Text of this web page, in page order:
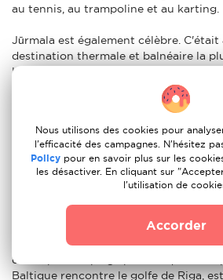
au tennis, au trampoline et au karting.
Jūrmala est également célèbre. C'était
destination thermale et balnéaire la
l'ancien Empire russe. Et bien que la
curatives appartienne désormais au
endroit populaire pour profiter d'une
n'avez pas envie de vous baigner sur
cela vaut la peine de faire le voyage
lettone pour admirer les belles
faste des nouveaux riches.
Les mois de juillet et d'août sont les
Bolderāja et c'est aussi la meilleure
se baigner. Le pays possède les plus
d'Europe et la plage pittoresque du
Baltique rencontre le golfe de Riga,
Nous utilisons des cookies pour
l'efficacité des campagnes. N'hésitez
Policy pour en savoir plus sur les
les désactiver. En cliquant sur
l'utilisation de
Accorder